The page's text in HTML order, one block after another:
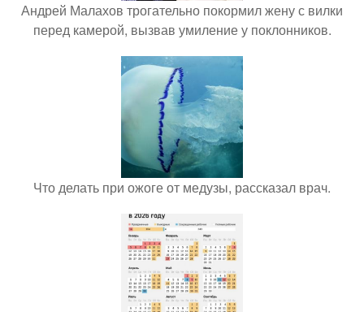
Андрей Малахов трогательно покормил жену с вилки
перед камерой, вызвав умиление у поклонников.
Что делать при ожоге от медузы, рассказал врач.